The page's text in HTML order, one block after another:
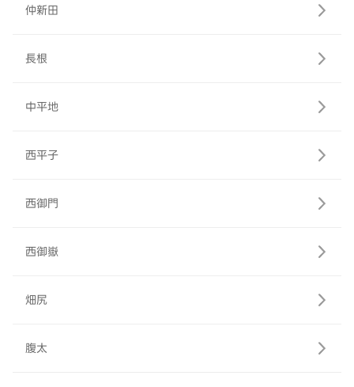
仲新田
長根
中平地
西平子
西御門
西御嶽
畑尻
腹太